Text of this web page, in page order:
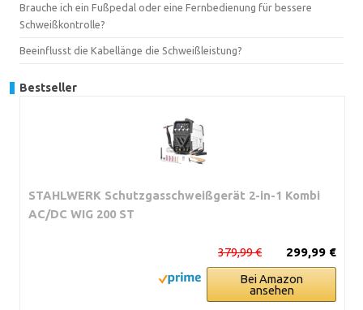
Brauche ich ein Fußpedal oder eine Fernbedienung für bessere
Schweißkontrolle?
Beeinflusst die Kabellänge die Schweißleistung?
Bestseller
STAHLWERK Schutzgasschweißgerät 2-in-1 Kombi
AC/DC WIG 200 ST
299,99 €
379,99 €
Bei Amazon
ansehen